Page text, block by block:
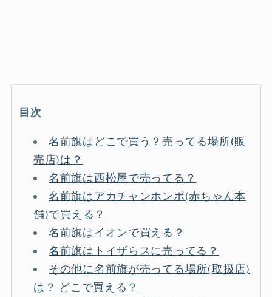
目次
名前旗はどこで買う？売ってる場所(販
売店)は？
名前旗は西松屋で売ってる？
名前旗はアカチャンホンポ(赤ちゃん本
舗)で買える？
名前旗はイオンで買える？
名前旗はトイザらスに売ってる？
その他に名前旗が売ってる場所(取扱店)
は？ どこで買える？